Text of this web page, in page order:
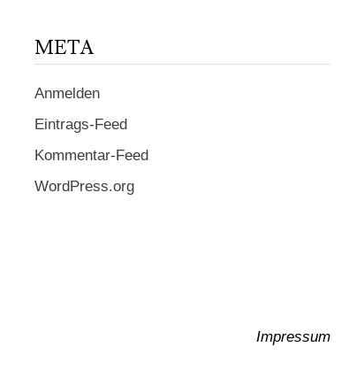
META
Anmelden
Eintrags-Feed
Kommentar-Feed
WordPress.org
Impressum